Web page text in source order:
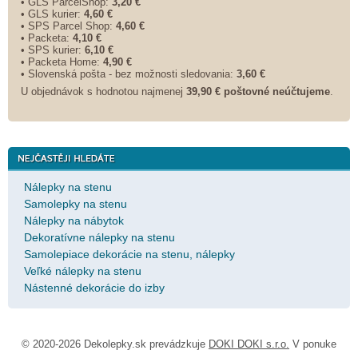
• GLS kurier: 4,60 €
• SPS Parcel Shop: 4,60 €
• Packeta: 4,10 €
• SPS kurier: 6,10 €
• Packeta Home: 4,90 €
• Slovenská pošta - bez možnosti sledovania: 3,60 €
U objednávok s hodnotou najmenej 39,90 € poštovné neúčtujeme
Nálepky na stenu
Samolepky na stenu
Nálepky na nábytok
Dekoratívne nálepky na stenu
Samolepiace dekorácie na stenu, nálepky
Veľké nálepky na stenu
Nástenné dekorácie do izby
© 2020-2026 Dekolepky.sk prevádzkuje DOKI DOKI s.r.o. V ponuke